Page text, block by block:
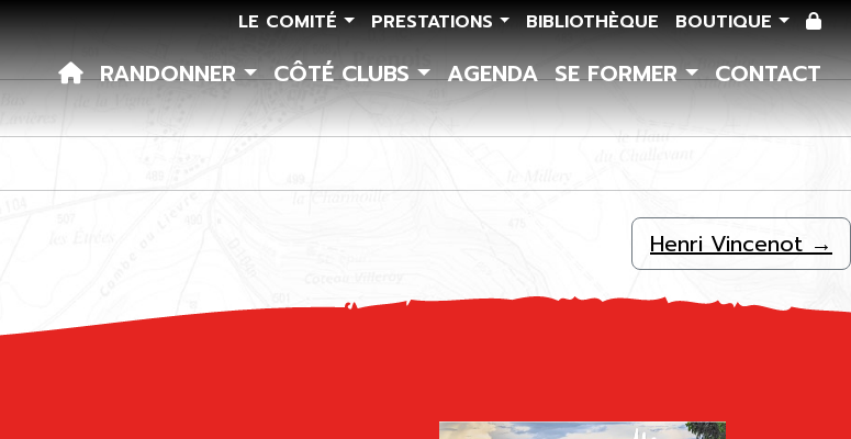
LE COMITÉ PRESTATIONS BIBLIOTHÈQUE BOUTIQUE
RANDONNER CÔTÉ CLUBS AGENDA SE FORMER CONTACT
Henri Vincenot →